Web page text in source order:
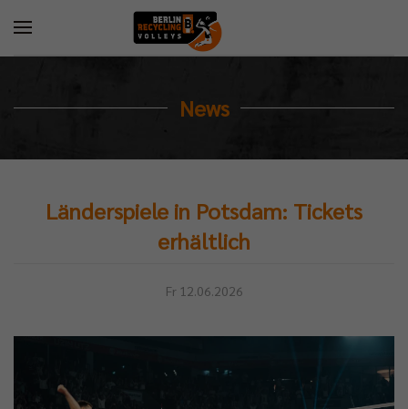
News
Länderspiele in Potsdam: Tickets
erhältlich
Fr 12.06.2026